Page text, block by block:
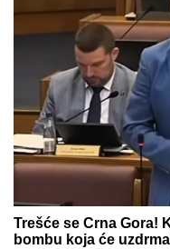
Trešće se Crna Gora!
bombu koja će